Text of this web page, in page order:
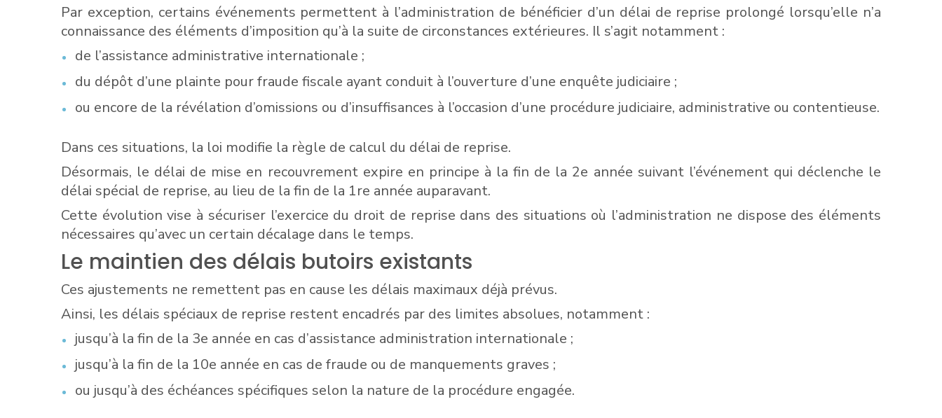
Par exception, certains événements permettent à l’administration de bénéficier d’un délai de reprise prolongé lorsqu’elle n’a
connaissance des éléments d’imposition qu’à la suite de circonstances extérieures. Il s’agit notamment :
de l’assistance administrative internationale ;
du dépôt d’une plainte pour fraude fiscale ayant conduit à l’ouverture d’une enquête judiciaire ;
ou encore de la révélation d’omissions ou d’insuffisances à l’occasion d’une procédure judiciaire, administrative ou contentieuse.
Dans ces situations, la loi modifie la règle de calcul du délai de reprise.
Désormais, le délai de mise en recouvrement expire en principe à la fin de la 2e année suivant l’événement qui déclenche le
délai spécial de reprise, au lieu de la fin de la 1re année auparavant.
Cette évolution vise à sécuriser l’exercice du droit de reprise dans des situations où l’administration ne dispose des éléments
nécessaires qu’avec un certain décalage dans le temps.
Le maintien des délais butoirs existants
Ces ajustements ne remettent pas en cause les délais maximaux déjà prévus.
Ainsi, les délais spéciaux de reprise restent encadrés par des limites absolues, notamment :
jusqu’à la fin de la 3e année en cas d’assistance administration internationale ;
jusqu’à la fin de la 10e année en cas de fraude ou de manquements graves ;
ou jusqu’à des échéances spécifiques selon la nature de la procédure engagée.